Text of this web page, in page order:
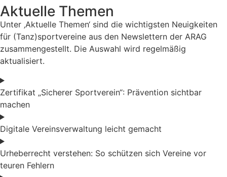
Aktuelle Themen
Unter ‚Aktuelle Themen‘ sind die wichtigsten Neuigkeiten
für (Tanz)sportvereine aus den Newslettern der ARAG
zusammengestellt. Die Auswahl wird regelmäßig
aktualisiert.
Zertifikat „Sicherer Sportverein“: Prävention sichtbar
machen
Digitale Vereinsverwaltung leicht gemacht
Urheberrecht verstehen: So schützen sich Vereine vor
teuren Fehlern